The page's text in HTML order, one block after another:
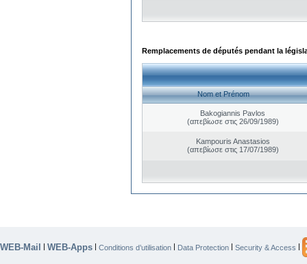
Remplacements de députés pendant la
Nom et Prénom
Bakogiannis Pavlos
(απεβίωσε στις 26/09/1989)
Kampouris Anastasios
(απεβίωσε στις 17/07/1989)
WEB-Mail | WEB-Apps | Conditions d’utilisation | Data Protection | Security & Access |